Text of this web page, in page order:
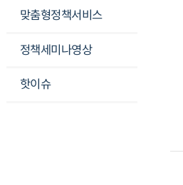
맞춤형정책서비스
정책세미나영상
핫이슈